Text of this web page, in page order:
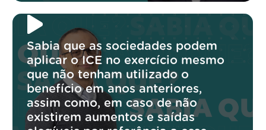
Sabia que as sociedades podem
aplicar o ICE no exercício mesmo
que não tenham utilizado o
benefício em anos anteriores,
assim como, em caso de não
existirem aumentos e saídas